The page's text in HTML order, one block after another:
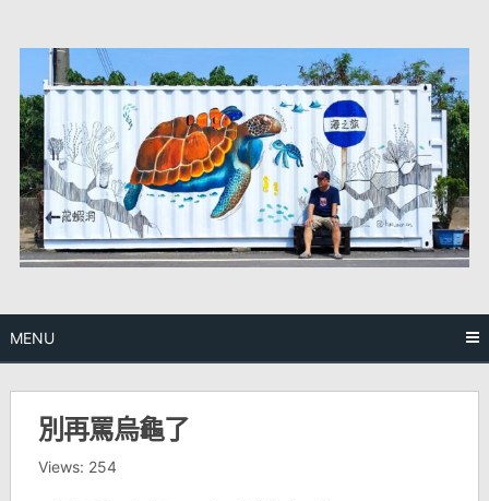
content
MENU
別再罵烏龜了
Views: 254